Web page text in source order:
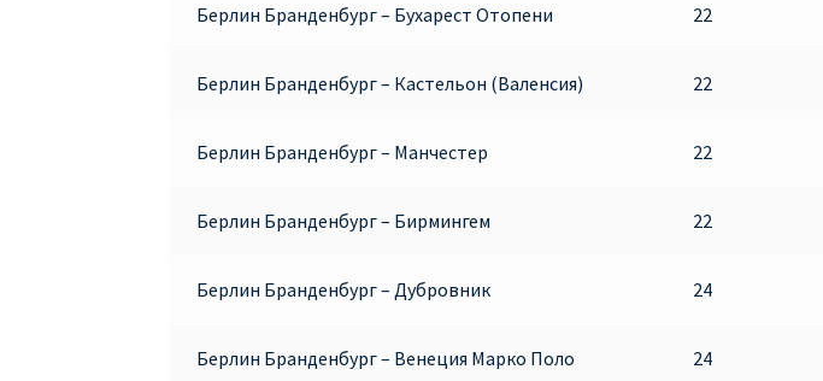
Берлин Бранденбург – Бухарест Отопени 22
Берлин Бранденбург – Кастельон (Валенсия) 22
Берлин Бранденбург – Манчестер 22
Берлин Бранденбург – Бирмингем 22
Берлин Бранденбург – Дубровник 24
Берлин Бранденбург – Венеция Марко Поло 24